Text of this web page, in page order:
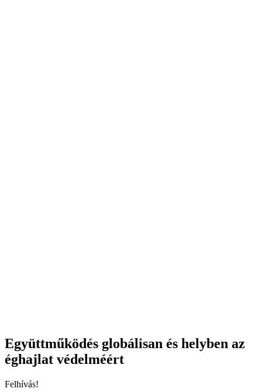
Együttműködés globálisan és helyben az
éghajlat védelméért
Felhívás!